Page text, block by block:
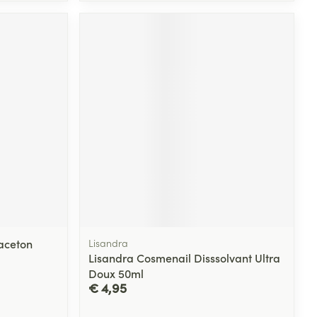
Lisandra
Lisandra Cosmenail Disssolvant Ultra
Doux 50ml
€ 4,95